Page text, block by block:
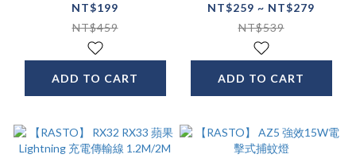
電筒
NT$199
NT$459
ADD TO CART
Lightning快充傳輸線
1.2M/2M
NT$259 ~ NT$279
NT$539
ADD TO CART